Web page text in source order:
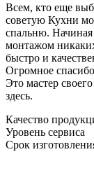
Всем, кто еще
советую Кухни
спальню. Начиная
монтажом
быстро и
Огромное
Это мастер
здесь.
Качество
Уровень сервиса
Срок